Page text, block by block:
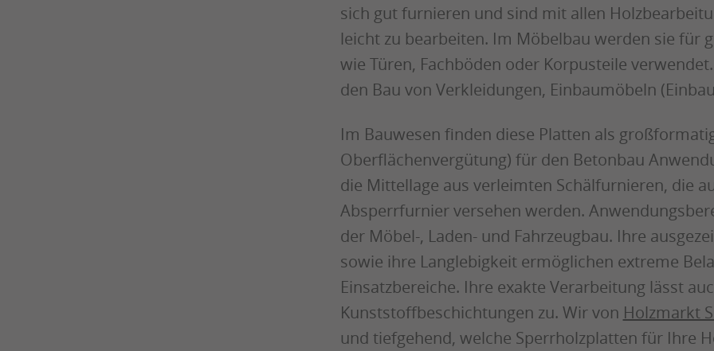
sich gut furnieren und sind mit allen
leicht zu bearbeiten. Im Möbelbau werden sie für
wie Türen, Fachböden oder Korpusteile
den Bau von Verkleidungen, Einbaumöbeln
Im Bauwesen finden diese Platten als
Oberflächenvergütung) für den Betonbau
die Mittellage aus verleimten Schälfurnieren, die
Absperrfurnier versehen werden.
der Möbel-, Laden- und Fahrzeugbau. Ihre
sowie ihre Langlebigkeit ermöglichen extreme
Einsatzbereiche. Ihre exakte Verarbeitung lässt
Kunststoffbeschichtungen zu. Wir von Holzmarkt
und tiefgehend, welche Sperrholzplatten für Ihre